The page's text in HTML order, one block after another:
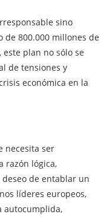
sino
de 800.000 millones de
plan no sólo se
de tensiones y
económica en la
necesita ser
razón lógica,
de entablar un
líderes europeos,
autocumplida,